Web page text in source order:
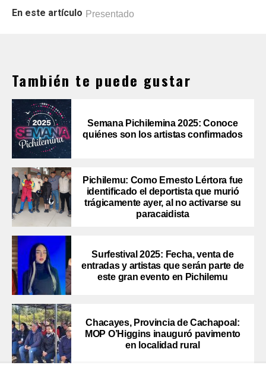
En este artículo Presentado
También te puede gustar
Semana Pichilemina 2025: Conoce
quiénes son los artistas confirmados
Pichilemu: Como Ernesto Lértora fue
identificado el deportista que murió
trágicamente ayer, al no activarse su
paracaidista
Surfestival 2025: Fecha, venta de
entradas y artistas que serán parte de
este gran evento en Pichilemu
Chacayes, Provincia de Cachapoal:
MOP O’Higgins inauguró pavimento
en localidad rural